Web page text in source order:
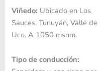
Viñedo: Ubicado en Los
Sauces, Tunuyán, Valle de
Uco. A 1050 msnm.
Tipo de conducción: